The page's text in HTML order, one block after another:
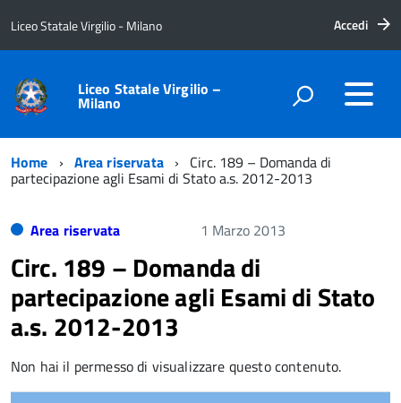
Liceo Statale Virgilio - Milano Accedi
Liceo Statale Virgilio –
Milano
Home Area riservata Circ. 189 – Domanda di
partecipazione agli Esami di Stato a.s. 2012-2013
Area riservata 1 Marzo 2013
Circ. 189 – Domanda di
partecipazione agli Esami di Stato
a.s. 2012-2013
Non hai il permesso di visualizzare questo contenuto.